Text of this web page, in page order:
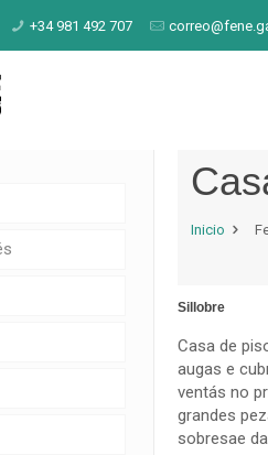
+34 981 492 707
Inicio
Sillobre
Casa de
augas e
ventás no
grandes
sobresae